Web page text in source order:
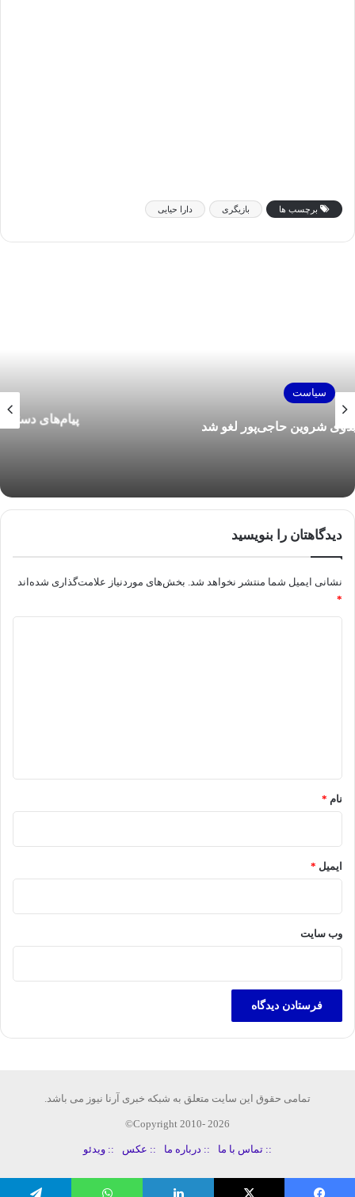
برچسب ها بازیگری دارا حیایی
پیام‌های دسته جمعی سلبریتی‌ها برای بازگشت به
دیدگاهتان را بنویسید
نشانی ایمیل شما منتشر نخواهد شد. بخش‌های موردنیاز علامت‌گذاری شده‌اند
*
نام *
ایمیل *
وب‌ سایت
تمامی حقوق این سایت متعلق به شبکه خبری آرنا نیوز می باشد.
Copyright 2010- 2026©
:: تماس با ما :: درباره ما :: عکس :: ویدئو